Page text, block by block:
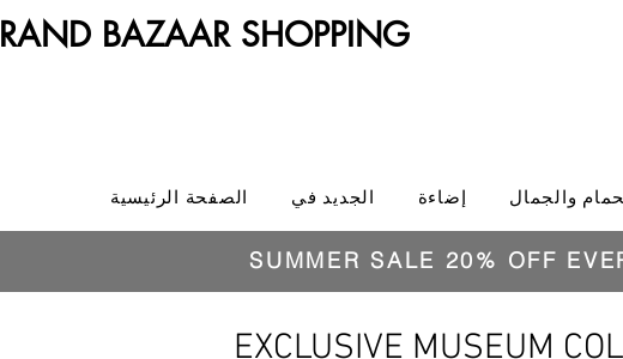
BAZAAR SHOPPING
الصفحة الرئيسية الجديد في إضاءة والجمال
SUMMER SALE 20% OFF
EXCLUSIVE MUSEUM